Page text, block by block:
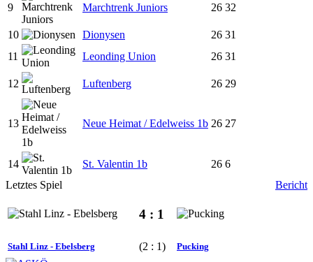
9 Marchtrenk Juniors 26 32
10 Dionysen 26 31
11
Leonding Union 26 31
12 Luftenberg 26 29
13 Neue Heimat / Edelweiss 1b 26 27
14 St. Valentin 1b 26 6
Letztes Spiel
Bericht
4 : 1
Stahl Linz - Ebelsberg (2 : 1) Pucking